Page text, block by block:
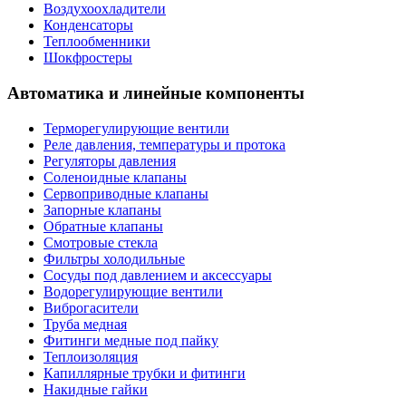
Воздухоохладители
Конденсаторы
Теплообменники
Шокфростеры
Автоматика и линейные компоненты
Терморегулирующие вентили
Реле давления, температуры и протока
Регуляторы давления
Соленоидные клапаны
Сервоприводные клапаны
Запорные клапаны
Обратные клапаны
Смотровые стекла
Фильтры холодильные
Сосуды под давлением и аксессуары
Водорегулирующие вентили
Виброгасители
Труба медная
Фитинги медные под пайку
Теплоизоляция
Капиллярные трубки и фитинги
Накидные гайки